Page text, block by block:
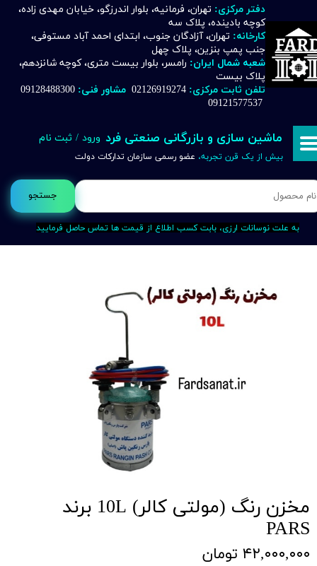
جستجو
دفتر مرکزی: تهران، فرمانیه، بلوار اندرزگو، خیابان مهدی زاده،
کوچه بادینده، پلاک سه
کارخانه: تهران، آزادگان جنوب، ابتدای احمد آباد مستوفی،
جنب پمپ بنزین، پلاک چهل
شعبه شمال ایران: رامسر، بلوار بیست متری، کوچه شانزدهم،
پلاک بیست
تلفن ثابت مرکزی: 02126919274 مشاور فنی:
09121577537
ماشین سازی و بازرگانی صنعتی فرد
بیش از یک قرن تجربه، عضو رسمی سازمان تدارکات دولت
ورود / ثبت نام
حساب کاربری من
تغییر گذر واژه
خروج از حساب کاربری
به علت نوسانات ارزی، بابت کسب اطلاع از قیمت ها تماس حاصل فرمایید
مخزن رنگ (مولتی کالر) 10L برند
PARS
۴۲,۰۰۰,۰۰۰ تومان